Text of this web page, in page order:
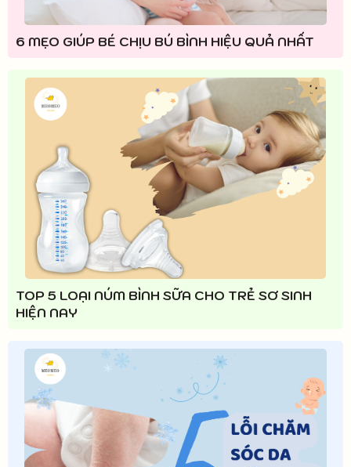
6 MẸO GIÚP BÉ CHỊU BÚ BÌNH HIỆU QUẢ NHẤT
TOP 5 LOẠI NÚM BÌNH SỮA CHO TRẺ SƠ SINH
HIỆN NAY